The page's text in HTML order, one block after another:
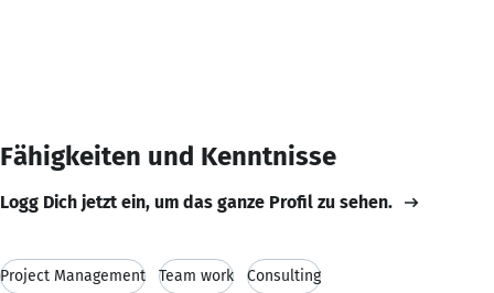
Fähigkeiten und Kenntnisse
Logg Dich jetzt ein, um das ganze Profil zu sehen.
Project Management Team work Consulting